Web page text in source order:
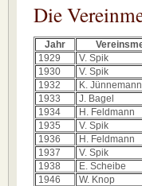
Die
Jahr
1929
V. Spik
1930
V. Spik
1932
K. Jünnemann
1933
J. Bagel
1934
H. Feldmann
1935
V. Spik
1936
H. Feldmann
1937
V. Spik
1938
E. Scheibe
1946
W. Knop